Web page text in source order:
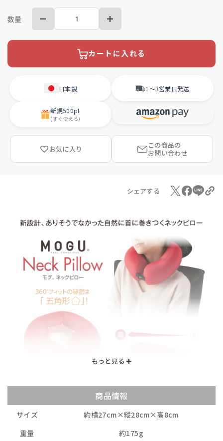
数量
カートに入れる
日本製 1〜3営業日発送
新規500pt
(すぐ使える)
お気に入り
この商品の
お問い合わせ
シェアする
商品情報
サイズ
約横27cm×縦28cm×高8cm
重量
約175g